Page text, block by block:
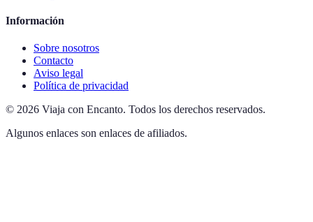
Información
Sobre nosotros
Contacto
Aviso legal
Política de privacidad
© 2026 Viaja con Encanto. Todos los derechos reservados.
Algunos enlaces son enlaces de afiliados.